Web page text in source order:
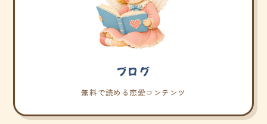
ブログ
無料で読める恋愛コンテンツ